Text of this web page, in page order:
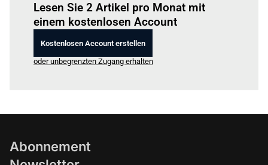
Lesen Sie 2 Artikel pro Monat mit
einem kostenlosen Account
Kostenlosen Account erstellen
oder unbegrenzten Zugang erhalten
Abonnement